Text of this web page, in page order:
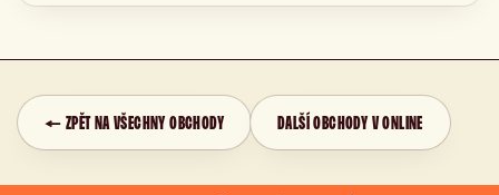
← ZPĚT NA VŠECHNY OBCHODY DALŠÍ OBCHODY V ONLINE